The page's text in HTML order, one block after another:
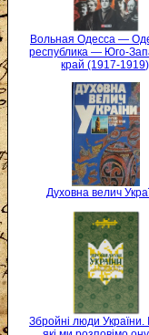
Вольная Одесса —
республика — Юго-
край (1917-1919)
Духовна велич
Збройні люди України.